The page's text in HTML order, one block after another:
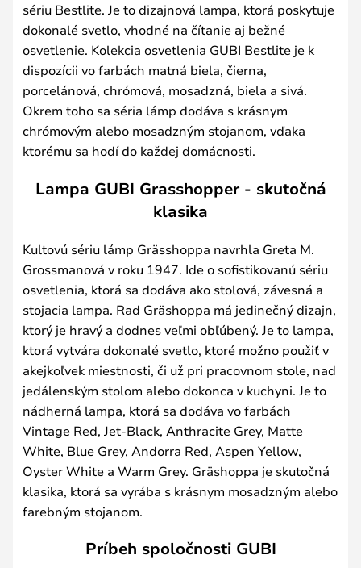
sériu Bestlite. Je to dizajnová lampa, ktorá poskytuje
dokonalé svetlo, vhodné na čítanie aj bežné
osvetlenie. Kolekcia osvetlenia GUBI Bestlite je k
dispozícii vo farbách matná biela, čierna,
porcelánová, chrómová, mosadzná, biela a sivá.
Okrem toho sa séria lámp dodáva s krásnym
chrómovým alebo mosadzným stojanom, vďaka
ktorému sa hodí do každej domácnosti.
Lampa GUBI Grasshopper - skutočná
klasika
Kultovú sériu lámp Grässhoppa navrhla Greta M.
Grossmanová v roku 1947. Ide o sofistikovanú sériu
osvetlenia, ktorá sa dodáva ako stolová, závesná a
stojacia lampa. Rad Gräshoppa má jedinečný dizajn,
ktorý je hravý a dodnes veľmi obľúbený. Je to lampa,
ktorá vytvára dokonalé svetlo, ktoré možno použiť v
akejkoľvek miestnosti, či už pri pracovnom stole, nad
jedálenským stolom alebo dokonca v kuchyni. Je to
nádherná lampa, ktorá sa dodáva vo farbách
Vintage Red, Jet-Black, Anthracite Grey, Matte
White, Blue Grey, Andorra Red, Aspen Yellow,
Oyster White a Warm Grey. Gräshoppa je skutočná
klasika, ktorá sa vyrába s krásnym mosadzným alebo
farebným stojanom.
Príbeh spoločnosti GUBI